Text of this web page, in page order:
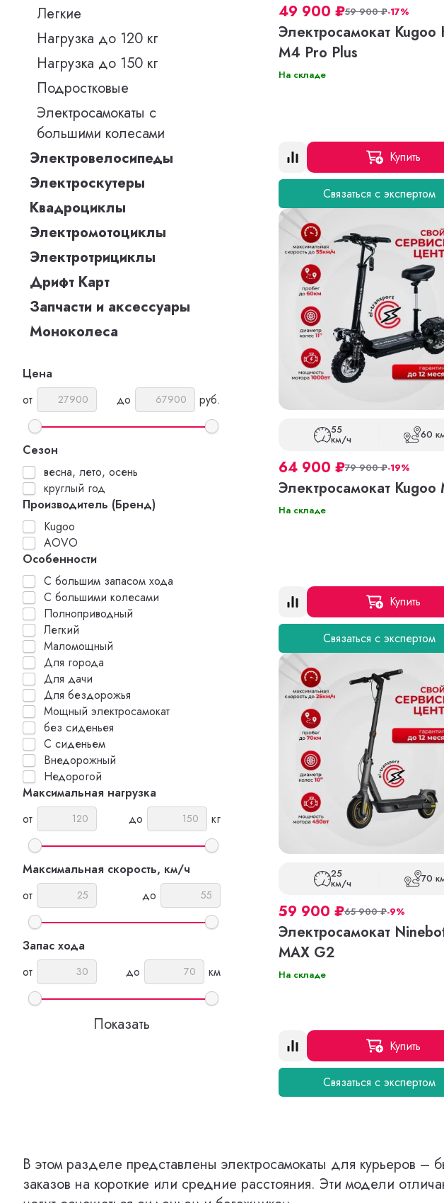
Легкие
Нагрузка до 120 кг
Нагрузка до 150 кг
Подростковые
Электросамокаты с
большими колесами
Электровелосипеды
Электроскутеры
Квадроциклы
Электромотоциклы
Электротрициклы
Дрифт Карт
Запчасти и аксессуары
Моноколеса
Цена
от
до руб.
Сезон
весна, лето, осень
круглый год
Производитель (Бренд)
Kugoo
AOVO
Особенности
С большим запасом хода
С большими колесами
Полноприводный
Легкий
Маломощный
Для города
Для дачи
Для бездорожья
Мощный электросамокат
без сиденьея
С сиденьем
Внедорожный
Недорогой
Максимальная нагрузка
от
до кг
Максимальная скорость, км/ч
от
до
Запас хода
от
до км
49 900 ₽59 900₽-17%
Электросамокат Kugoo
M4 Pro Plus
На складе
Купить
Связаться с экспертом
55
км/ч 60
64 900 ₽79 900₽-19%
Электросамокат Kugoo
На складе
Купить
Связаться с экспертом
25
км/ч 70
59 900 ₽65 900₽-9%
Электросамокат
MAX G2
На складе
Купить
Связаться с экспертом
В этом разделе представлены электросамокаты для курьеров
заказов на короткие или средние расстояния. Эти модели